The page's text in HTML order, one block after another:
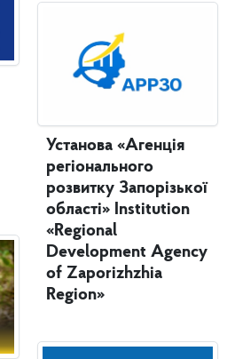
Установа «Агенція
регіонального
розвитку Запорізької
області» Institution
«Regional
Development Agency
of Zaporizhzhia
Region»